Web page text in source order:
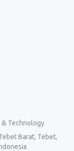
& Technology
Barat, Tebet,